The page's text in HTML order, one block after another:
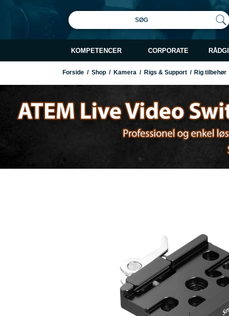
SØG
KOMPETENCER CORPORATE
Forside / Shop / Kamera / Rigs & Support / Rig tilbehør